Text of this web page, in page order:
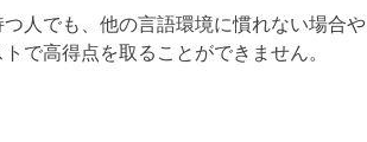
人でも、他の言語環境に慣れない場合や
で高得点を取ることができません。